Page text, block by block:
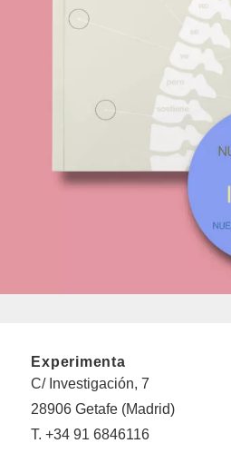
Experimenta
C/ Investigación, 7
28906 Getafe (Madrid)
T. +34 91 6846116